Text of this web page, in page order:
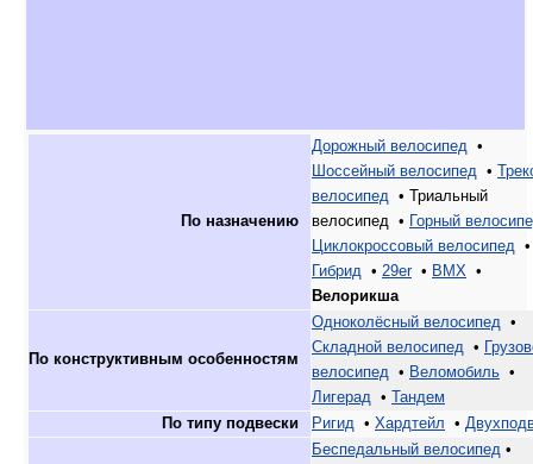
По назначению
Дорожный велосипед •
Шоссейный велосипед •
велосипед • Триальный
велосипед • Горный
Циклокроссовый велосипед •
Гибрид • 29er• BMX •
Велорикша
По конструктивным особенностям
Одноколёсный велосипед •
Складной велосипед •
велосипед • Веломобиль •
Лигерад • Тандем
По типу подвески
Ригид • Хардтейл •
Беспедальный велосипед •